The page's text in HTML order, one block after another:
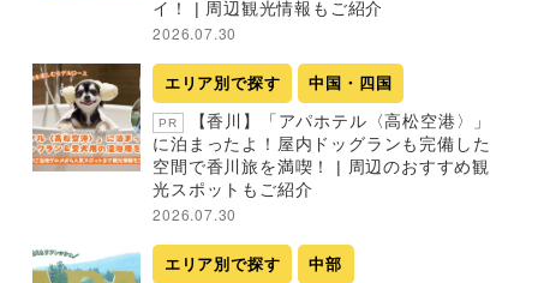
イ！ | 周辺観光情報もご紹介
2026.07.30
エリア別で探す 中国・四国
PR
【香川】「アパホテル〈高松空港〉」
に泊まったよ！屋内ドッグランも完備した
空間で香川旅を満喫！ | 周辺のおすすめ観
光スポットもご紹介
2026.07.30
エリア別で探す 中部